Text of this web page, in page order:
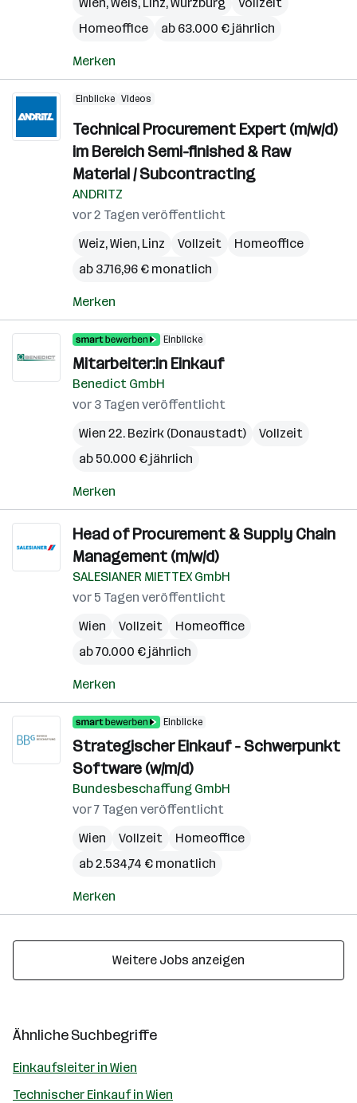
Homeoffice
ab 63.000 € jährlich
Merken
Einblicke Videos
Technical Procurement Expert (m/w/d)
im Bereich Semi-finished & Raw
Material / Subcontracting
ANDRITZ
vor 2 Tagen veröffentlicht
Weiz,Wien, Linz Vollzeit
Homeoffice
ab 3.716,96 € monatlich
Merken
Einblicke
Mitarbeiter:in Einkauf
Benedict GmbH
vor 3 Tagen veröffentlicht
Wien 22. Bezirk (Donaustadt)
Vollzeit
ab 50.000 € jährlich
Merken
Head of Procurement & Supply Chain
Management (m/w/d)
SALESIANER MIETTEX GmbH
vor 5 Tagen veröffentlicht
Wien
Vollzeit
Homeoffice
ab 70.000 € jährlich
Merken
Einblicke
Strategischer Einkauf - Schwerpunkt
Software (w/m/d)
Bundesbeschaffung GmbH
vor 7 Tagen veröffentlicht
Wien
Vollzeit
Homeoffice
ab 2.534,74 € monatlich
Merken
Weitere Jobs anzeigen
Ähnliche Suchbegriffe
Einkaufsleiter in Wien
Technischer Einkauf in Wien